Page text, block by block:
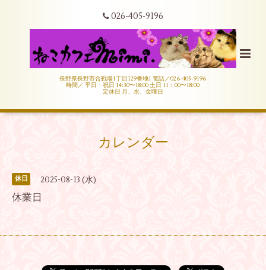
026-405-9196
長野県長野市合戦場1丁目129番地1 電話／026-405-9196
時間／ 平日・祝日 14:30〜18:00 土日 11：00〜18:00
定休日 月、水、金曜日
カレンダー
休日 2025-08-13 (水)
休業日